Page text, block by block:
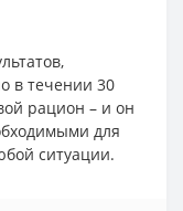
в течении 30
рацион – и он
для
ситуации.